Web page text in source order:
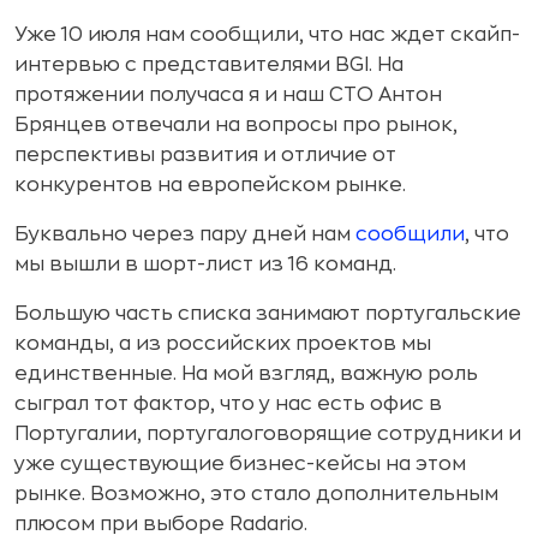
Уже 10 июля нам сообщили, что нас ждет скайп-
интервью с представителями BGI. На
протяжении получаса я и наш CTO Антон
Брянцев отвечали на вопросы про рынок,
перспективы развития и отличие от
конкурентов на европейском рынке.
Буквально через пару дней нам сообщили, что
мы вышли в шорт-лист из 16 команд.
Большую часть списка занимают португальские
команды, а из российских проектов мы
единственные. На мой взгляд, важную роль
сыграл тот фактор, что у нас есть офис в
Португалии, португалоговорящие сотрудники и
уже существующие бизнес-кейсы на этом
рынке. Возможно, это стало дополнительным
плюсом при выборе Radario.